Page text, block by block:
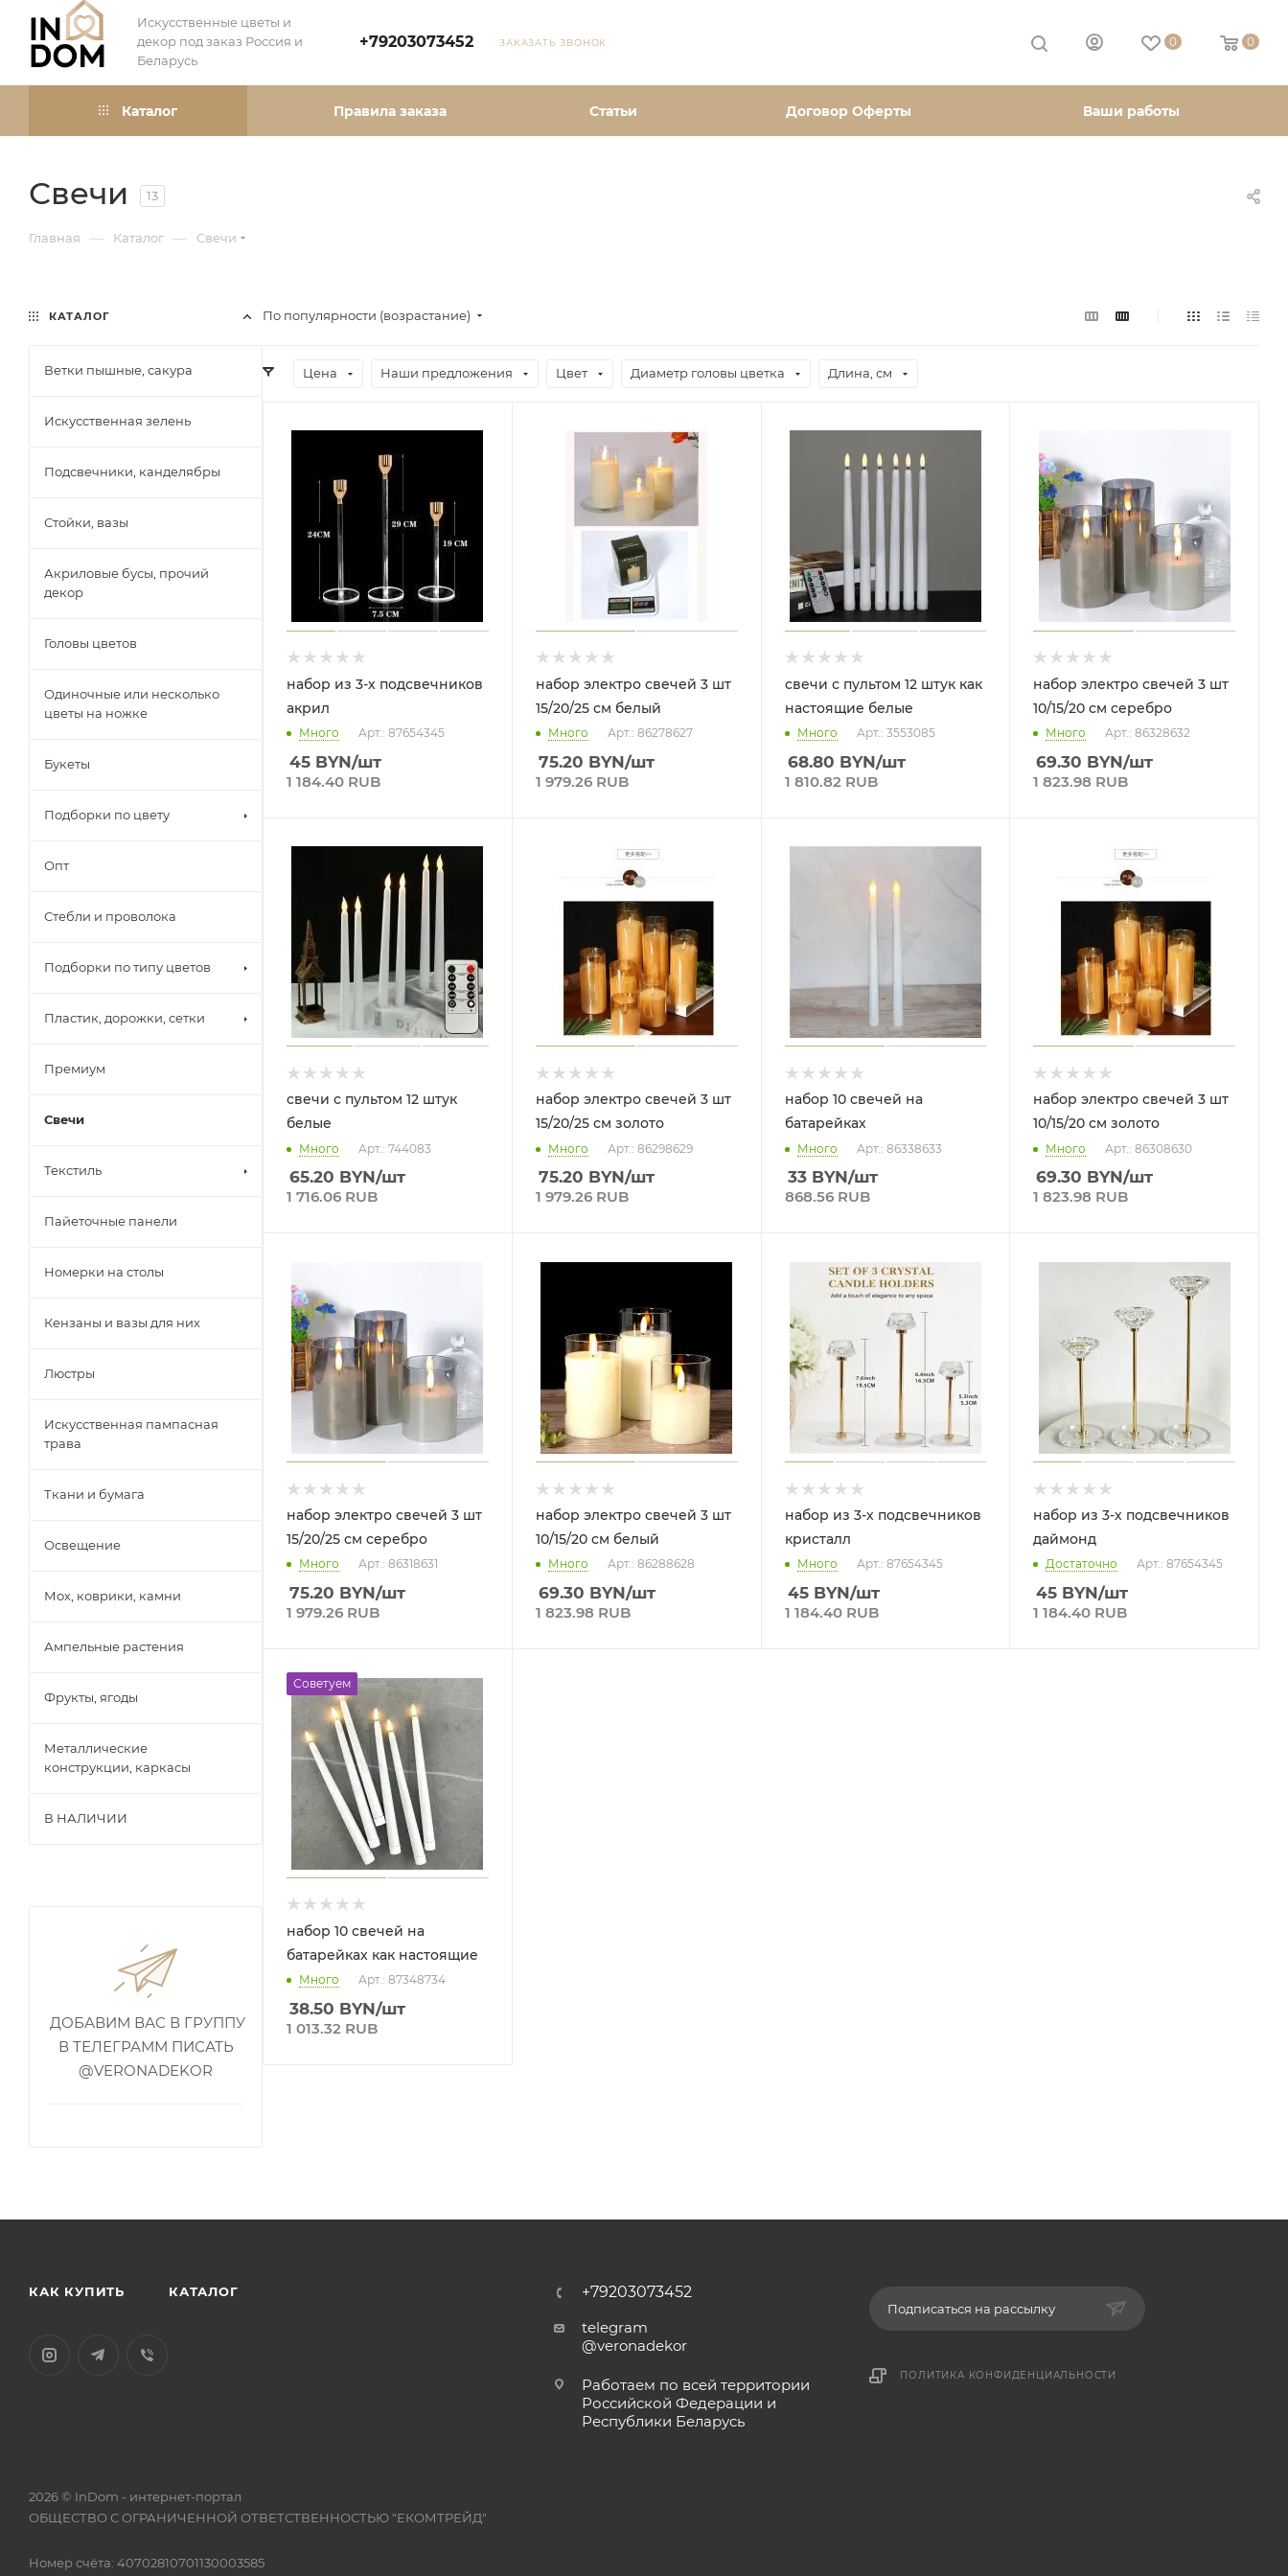
Искусственные цветы и
декор под заказ Россия и
Беларусь
+79203073452 ЗАКАЗАТЬ ЗВОНОК 0 0
Каталог Правила заказа Статьи Договор Оферты Ваши работы
Свечи 13
Главная — Каталог — Свечи
По популярности (возрастание)
Цена Наши предложения Цвет Диаметр головы цветка Длина, см
набор из 3-х подсвечников
акрил
Много Арт.: 87654345
45 BYN/шт
1 184.40 RUB
набор электро свечей 3 шт
15/20/25 см белый
Много Арт.: 86278627
75.20 BYN/шт
1 979.26 RUB
свечи с пультом 12 штук как
настоящие белые
Много Арт.: 3553085
68.80 BYN/шт
1 810.82 RUB
набор электро свечей 3 шт
10/15/20 см серебро
Много Арт.: 86328632
69.30 BYN/шт
1 823.98 RUB
свечи с пультом 12 штук
белые
Много Арт.: 744083
65.20 BYN/шт
1 716.06 RUB
набор электро свечей 3 шт
15/20/25 см золото
Много Арт.: 86298629
75.20 BYN/шт
1 979.26 RUB
набор 10 свечей на
батарейках
Много Арт.: 86338633
33BYN/шт
868.56 RUB
набор электро свечей 3 шт
10/15/20 см золото
Много Арт.: 86308630
69.30 BYN/шт
1 823.98 RUB
набор электро свечей 3 шт
15/20/25 см серебро
Много Арт.: 86318631
75.20 BYN/шт
1 979.26 RUB
набор электро свечей 3 шт
10/15/20 см белый
Много Арт.: 86288628
69.30 BYN/шт
1 823.98 RUB
набор из 3-х подсвечников
кристалл
Много Арт.: 87654345
45BYN/шт
1 184.40 RUB
набор из 3-х подсвечников
даймонд
Достаточно Арт.: 87654345
45 BYN/шт
1 184.40 RUB
Советуем
набор 10 свечей на
батарейках как настоящие
Много Арт.: 87348734
38.50 BYN/шт
1 013.32 RUB
КАТАЛОГ
Ветки пышные, сакура
Искусственная зелень
Подсвечники, канделябры
Стойки, вазы
Акриловые бусы, прочий
декор
Головы цветов
Одиночные или несколько
цветы на ножке
Букеты
Подборки по цвету
Опт
Стебли и проволока
Подборки по типу цветов
Пластик, дорожки, сетки
Премиум
Свечи
Текстиль
Пайеточные панели
Номерки на столы
Кензаны и вазы для них
Люстры
Искусственная пампасная
трава
Ткани и бумага
Освещение
Мох, коврики, камни
Ампельные растения
Фрукты, ягоды
Металлические
конструкции, каркасы
В НАЛИЧИИ
ДОБАВИМ ВАС В ГРУППУ
В ТЕЛЕГРАММ ПИСАТЬ
@VERONADEKOR
КАК КУПИТЬ КАТАЛОГ
+79203073452
telegram
@veronadekor
Работаем по всей территории
Российской Федерации и
Республики Беларусь
Подписаться на рассылку
ПОЛИТИКА КОНФИДЕНЦИАЛЬНОСТИ
2026 © InDom - интернет-портал
ОБЩЕСТВО С ОГРАНИЧЕННОЙ ОТВЕТСТВЕННОСТЬЮ "ЕКОМТРЕЙД"
Номер счёта: 40702810701130003585